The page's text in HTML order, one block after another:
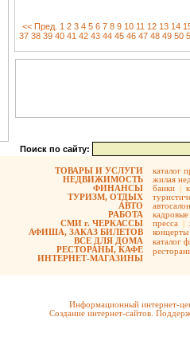
<< Пред. 1 2 3 4 5 6 7 8 9 10 11 12 13 14
37 38 39 40 41 42 43 44 45 46 47 48 49 50
Поиск по сайту:
ТОВАРЫ И УСЛУГИ
НЕДВИЖИМОСТЬ
ФИНАНСЫ
ТУРИЗМ, ОТДЫХ
АВТО
РАБОТА
СМИ г. ЧЕРКАССЫ
АФИША, ЗАКАЗ БИЛЕТОВ
ВСЕ ДЛЯ ДОМА
РЕСТОРАНЫ, КАФЕ
ИНТЕРНЕТ-МАГАЗИНЫ
каталог
жилая
банки |
кадровые
пресса |
концерты
каталог
Информационный интернет-
Создание интернет-сайтов.